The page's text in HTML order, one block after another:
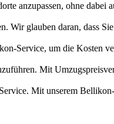
anzupassen, ohne dabei
glauben daran, dass
Service, um die Kosten
Mit
Mit unserem